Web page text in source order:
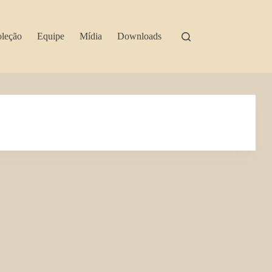
Equipe Mídia Downloads